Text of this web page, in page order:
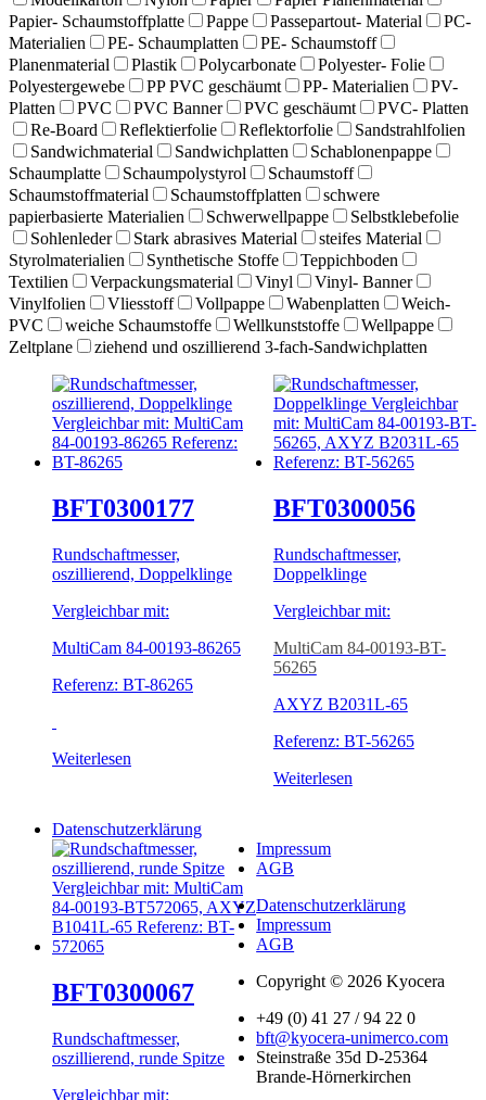
Papier- Schaumstoffplatte
Pappe Passepartout- Material
PC-
Materialien
PE- Schaumplatten
PE- Schaumstoff
Planenmaterial
Plastik Polycarbonate
Polyester- Folie
Polyestergewebe
PP PVC geschäumt PP- Materialien
PV-
Platten
PVC PVC Banner PVC geschäumt
PVC- Platten
Re-Board
Reflektierfolie Reflektorfolie
Sandstrahlfolien
Sandwichmaterial
Sandwichplatten
Schablonenpappe
Schaumplatte
Schaumpolystyrol
Schaumstoff
Schaumstoffmaterial
Schaumstoffplatten
schwere
papierbasierte Materialien
Schwerwellpappe
Selbstklebefolie
Sohlenleder
Stark abrasives Material
steifes Material
Styrolmaterialien
Synthetische Stoffe
Teppichboden
Textilien
Verpackungsmaterial Vinyl
Vinyl- Banner
Vinylfolien
Vliesstoff Vollpappe Wabenplatten
Weich-
PVC
weiche Schaumstoffe Wellkunststoffe
Wellpappe
Zeltplane
ziehend und oszillierend 3-fach-Sandwichplatten
BFT0300177
Rundschaftmesser,
oszillierend, Doppelklinge
Vergleichbar mit:
MultiCam 84-00193-86265
Referenz: BT-86265
Weiterlesen
BFT0300056
Rundschaftmesser,
Doppelklinge
Vergleichbar mit:
MultiCam 84-00193-BT-
56265
AXYZ B2031L-65
Referenz: BT-56265
Weiterlesen
BFT0300067
Rundschaftmesser,
oszillierend, runde Spitze
Vergleichbar mit:
Datenschutzerklärung
Impressum
AGB
Datenschutzerklärung
Impressum
AGB
Copyright © 2026 Kyocera
+49 (0) 41 27 / 94 22 0
bft@kyocera-unimerco.com
Steinstraße 35d D-25364
Brande-Hörnerkirchen